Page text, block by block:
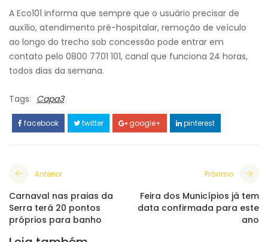
A Eco101 informa que sempre que o usuário precisar de
auxílio, atendimento pré-hospitalar, remoção de veículo
ao longo do trecho sob concessão pode entrar em
contato pelo 0800 7701 101, canal que funciona 24 horas,
todos dias da semana.
Tags: Capa3
facebook twitter google+ pinterest
Anterior
Carnaval nas praias da
Serra terá 20 pontos
próprios para banho
Próximo
Feira dos Municípios já tem
data confirmada para este
ano